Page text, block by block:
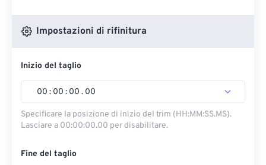
Impostazioni di rifinitura
Inizio del taglio
00 : 00 : 00 . 00
Specificare la posizione di inizio del trim (HH:MM:SS.MS).
Lasciare a 00:00:00.00 per disabilitare.
Fine del taglio